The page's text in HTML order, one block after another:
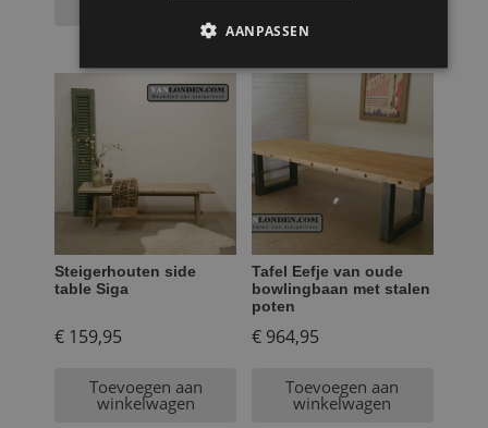
Steigerhouten side
table Siga
€ 159,95
Toevoegen aan
winkelwagen
Tafel Eefje van oude
bowlingbaan met stalen
poten
€964,95
Toevoegen aan
winkelwagen
AANPASSEN